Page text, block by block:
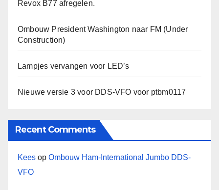
Revox B77 afregelen.
Ombouw President Washington naar FM (Under
Construction)
Lampjes vervangen voor LED’s
Nieuwe versie 3 voor DDS-VFO voor ptbm0117
Recent Comments
Kees op Ombouw Ham-International Jumbo DDS-
VFO